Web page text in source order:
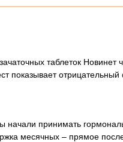
таблеток Новинет
показывает отрицательный
начали принимать
месячных – прямое